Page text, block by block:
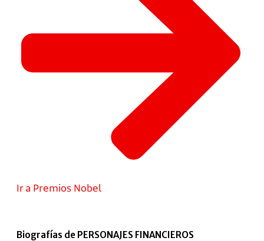
Ir a Premios Nobel
Biografías de PERSONAJES FINANCIEROS